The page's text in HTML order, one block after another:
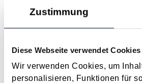
Zustimmung
Diese Webseite verwendet Cookies
Wir verwenden Cookies, um
personalisieren, Funktionen für
sollen
im Zuge von Dienstreisen (beruflich
typischerweise stellt sich das Problem
Langtext
empfehlen